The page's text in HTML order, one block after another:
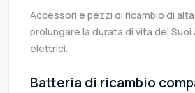
Accessori e pezzi di ricambio di
prolungare la durata di vita dei Suoi
elettrici.
Batteria di ricambio